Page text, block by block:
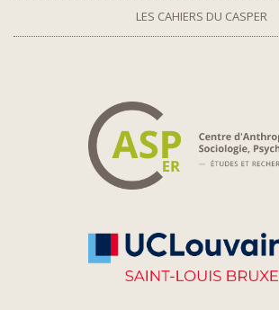
LES CAHIERS DU CASPER